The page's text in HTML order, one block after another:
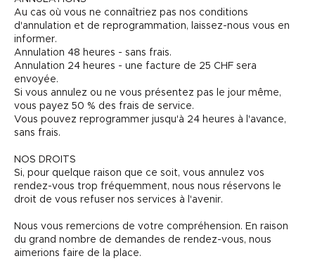
Au cas où vous ne connaîtriez pas nos conditions
d'annulation et de reprogrammation, laissez-nous vous en
informer.
Annulation 48 heures - sans frais.
Annulation 24 heures - une facture de 25 CHF sera
envoyée.
Si vous annulez ou ne vous présentez pas le jour même,
vous payez 50 % des frais de service.
Vous pouvez reprogrammer jusqu'à 24 heures à l'avance,
sans frais.
NOS DROITS
Si, pour quelque raison que ce soit, vous annulez vos
rendez-vous trop fréquemment, nous nous réservons le
droit de vous refuser nos services à l'avenir.
Nous vous remercions de votre compréhension. En raison
du grand nombre de demandes de rendez-vous, nous
aimerions faire de la place.